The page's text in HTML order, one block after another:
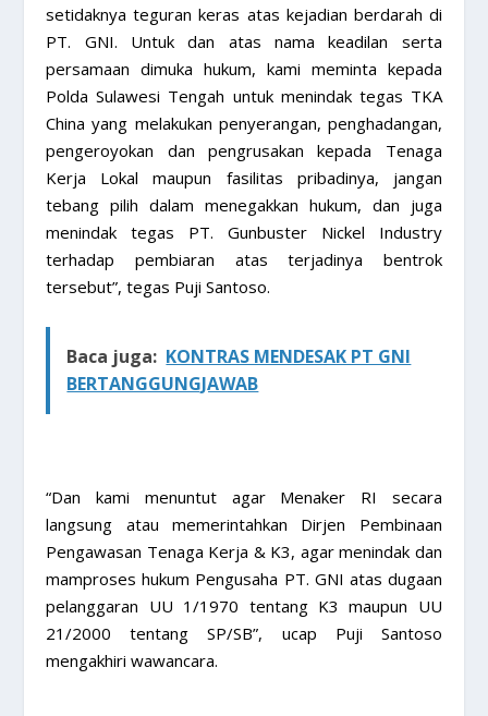
setidaknya teguran keras atas kejadian berdarah di
PT. GNI. Untuk dan atas nama keadilan serta
persamaan dimuka hukum, kami meminta kepada
Polda Sulawesi Tengah untuk menindak tegas TKA
China yang melakukan penyerangan, penghadangan,
pengeroyokan dan pengrusakan kepada Tenaga
Kerja Lokal maupun fasilitas pribadinya, jangan
tebang pilih dalam menegakkan hukum, dan juga
menindak tegas PT. Gunbuster Nickel Industry
terhadap pembiaran atas terjadinya bentrok
tersebut”, tegas Puji Santoso.
Baca juga: KONTRAS MENDESAK PT GNI
BERTANGGUNGJAWAB
“Dan kami menuntut agar Menaker RI secara
langsung atau memerintahkan Dirjen Pembinaan
Pengawasan Tenaga Kerja & K3, agar menindak dan
mamproses hukum Pengusaha PT. GNI atas dugaan
pelanggaran UU 1/1970 tentang K3 maupun UU
21/2000 tentang SP/SB”, ucap Puji Santoso
mengakhiri wawancara.